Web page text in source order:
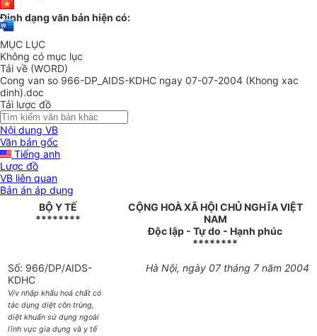
Định dạng văn bản hiện có:
MỤC LỤC
Không có mục lục
Tải về (WORD)
Cong van so 966-DP_AIDS-KDHC ngay 07-07-2004 (Khong xac
dinh).doc
Tải lược đồ
Nội dung VB
Văn bản gốc
Tiếng anh
Lược đồ
VB liên quan
Bản án áp dụng
BỘ Y TẾ
********
CỘNG HOÀ XÃ HỘI CHỦ NGHĨA VIỆT
NAM
Độc lập - Tự do - Hạnh phúc
********
Số: 966/DP/AIDS-
KDHC
V/v nhập khẩu hoá chất có
tác dụng diệt côn trùng,
diệt khuẩn sử dụng ngoài
lĩnh vực gia dụng và y tế
Hà Nội, ngày 07 tháng 7 năm 2004